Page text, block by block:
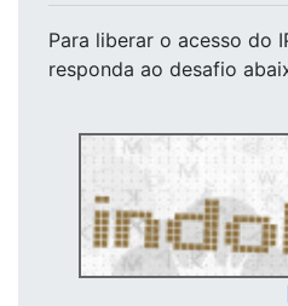
Para liberar o acesso do
responda ao desafio